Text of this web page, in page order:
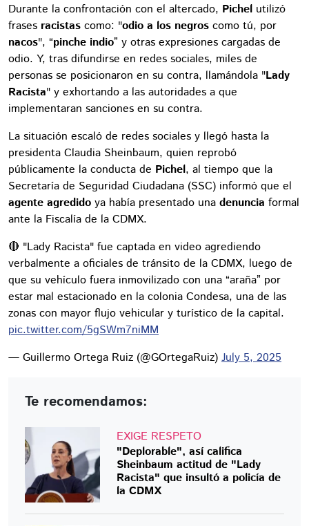
Durante la confrontación con el altercado, Pichel utilizó
frases racistas como: "odio a los negros como tú, por
nacos", “pinche indio” y otras expresiones cargadas de
odio. Y, tras difundirse en redes sociales, miles de
personas se posicionaron en su contra, llamándola "Lady
Racista" y exhortando a las autoridades a que
implementaran sanciones en su contra.
La situación escaló de redes sociales y llegó hasta la
presidenta Claudia Sheinbaum, quien reprobó
públicamente la conducta de Pichel, al tiempo que la
Secretaría de Seguridad Ciudadana (SSC) informó que el
agente agredido ya había presentado una denuncia formal
ante la Fiscalía de la CDMX.
🔴 "Lady Racista" fue captada en video agrediendo
verbalmente a oficiales de tránsito de la CDMX, luego de
que su vehículo fuera inmovilizado con una “araña” por
estar mal estacionado en la colonia Condesa, una de las
zonas con mayor flujo vehicular y turístico de la capital.
pic.twitter.com/5gSWm7niMM
— Guillermo Ortega Ruiz (@GOrtegaRuiz) July 5, 2025
Te recomendamos:
EXIGE RESPETO
"Deplorable", así califica
Sheinbaum actitud de "Lady
Racista" que insultó a policía de
la CDMX